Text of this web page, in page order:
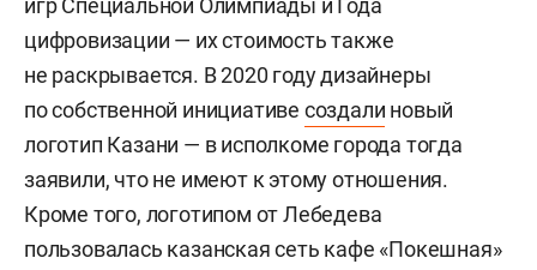
игр Специальной Олимпиады и Года
цифровизации — их стоимость также
не раскрывается. В 2020 году дизайнеры
по собственной инициативе создали новый
логотип Казани — в исполкоме города тогда
заявили, что не имеют к этому отношения.
Кроме того, логотипом от Лебедева
пользовалась казанская сеть кафе «Покешная»